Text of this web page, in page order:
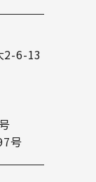
2-6-13
号